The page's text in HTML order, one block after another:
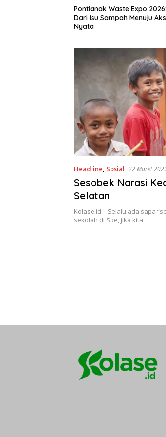
Pontianak Waste Expo 2026:
Dari Isu Sampah Menuju
Nyata
Headline, Sosial 22 Maret
Sesobek Narasi
Selatan
Kolase.id – Selalu ada sapa
sekolah di Soe, jika kita…